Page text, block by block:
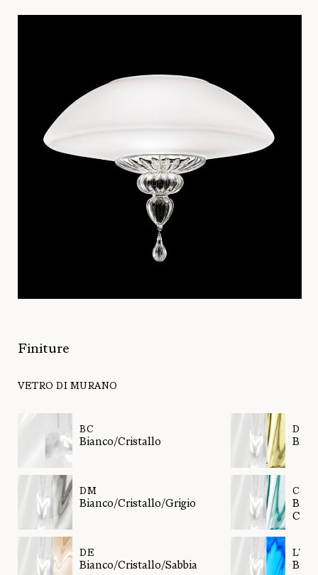
Finiture
VETRO DI MURANO
BC
Bianco/Cristallo
DM
Bianco/Cristallo/Grigio
DE
Bianco/Cristallo/Sabbia
DD
CZ
LT